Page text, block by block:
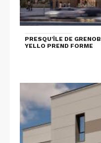
PRESQU'ÎLE DE
YELLO PREND FORME